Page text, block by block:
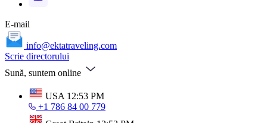
E-mail
info@ektatraveling.com
Scrie directorului
Sună, suntem online
USA 12:53 PM
+1 786 84 00 779